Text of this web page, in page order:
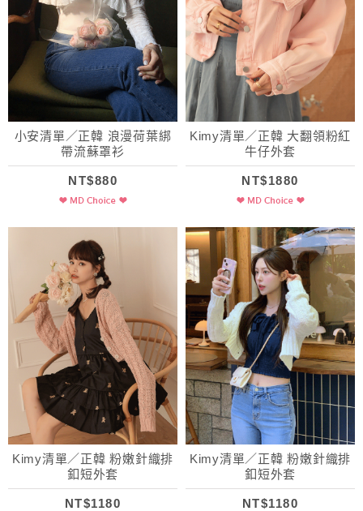
小安清單／正韓 浪漫荷葉綁
帶流蘇罩衫
NT$880
Kimy清單／正韓 大翻領粉紅
牛仔外套
NT$1880
Kimy清單／正韓 粉嫩針織排
釦短外套
NT$1180
Kimy清單／正韓 粉嫩針織排
釦短外套
NT$1180